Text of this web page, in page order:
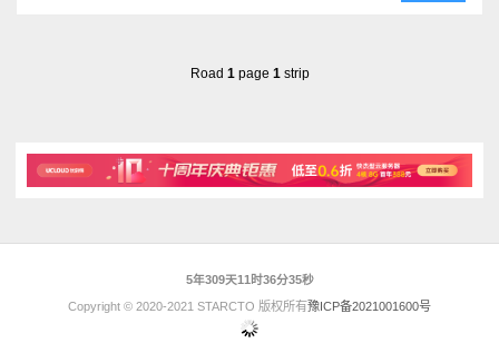
Road 1page 1strip
5年309天11时36分35秒
Copyright © 2020-2021 STARCTO 版权所有豫ICP备2021001600号